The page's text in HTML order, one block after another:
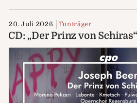
20. Juli 2026 Tonträger
CD: „Der Prinz von